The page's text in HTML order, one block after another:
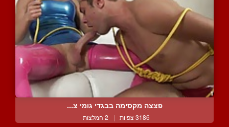
פצצה מקסימה בבגדי גומי צ...
3186 צפיות | 2 המלצות